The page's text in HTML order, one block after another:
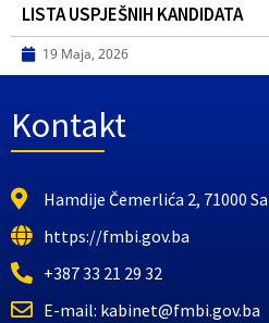
LISTA USPJEŠNIH KANDIDATA
19 Maja, 2026
Kontakt
Hamdije Čemerlića 2, 71000
https://fmbi.gov.ba
+387 33 21 29 32
E-mail: kabinet@fmbi.gov.ba